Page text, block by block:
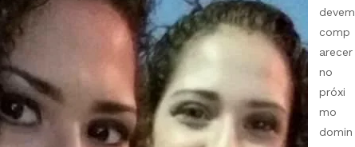
devem
comp
arecer
no
próxi
mo
domin